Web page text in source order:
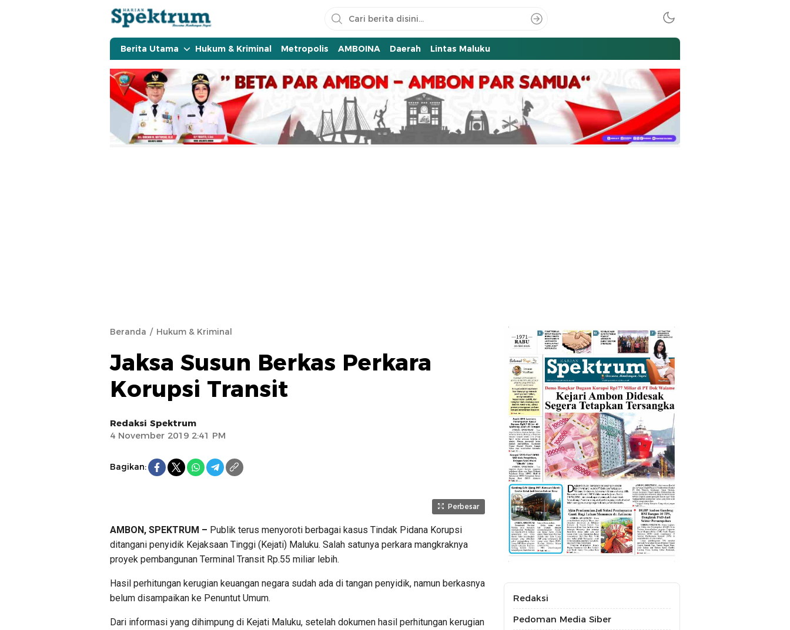
spektrumonline.com
Berita Utama Hukum & Kriminal Metropolis AMBOINA Daerah Lintas Maluku
Beranda Hukum & Kriminal
Jaksa Susun Berkas Perkara
Korupsi Transit
Redaksi Spektrum
4 November 2019 2:41 PM
Bagikan:
Perbesar
AMBON, SPEKTRUM – Publik terus menyoroti berbagai kasus Tindak Pidana Korupsi
ditangani penyidik Kejaksaan Tinggi (Kejati) Maluku. Salah satunya perkara mangkraknya
proyek pembangunan Terminal Transit Rp.55 miliar lebih.
Hasil perhitungan kerugian keuangan negara sudah ada di tangan penyidik, namun berkasnya
belum disampaikan ke Penuntut Umum.
Dari informasi yang dihimpung di Kejati Maluku, setelah dokumen hasil perhitungan kerugian
Redaksi
Pedoman Media Siber